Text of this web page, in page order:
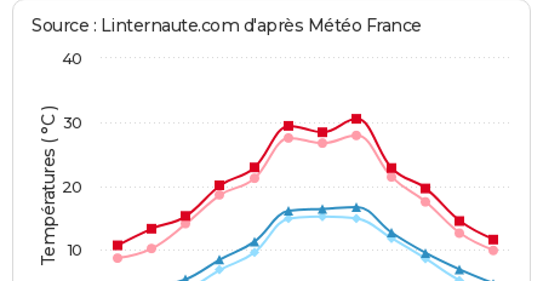
Températures ( °C )
Source : Linternaute.com d'après Météo France
10
20
30
40